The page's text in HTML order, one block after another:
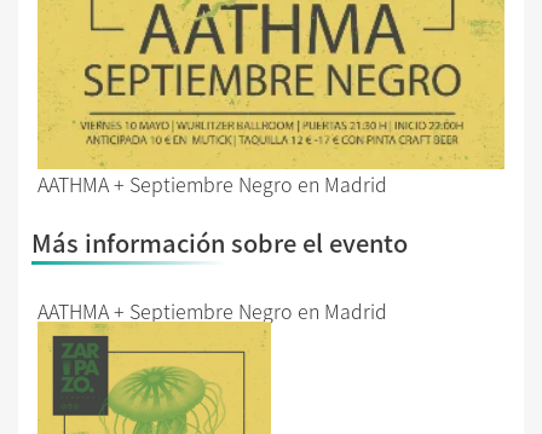
AATHMA + Septiembre Negro en Madrid
Más información sobre el evento
AATHMA + Septiembre Negro en Madrid